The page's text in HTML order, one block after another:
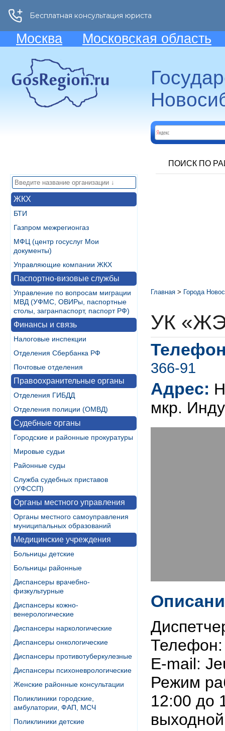
Москва Московская область
ПОИСК ПО
ЖКХ
БТИ
Газпром межрегионгаз
МФЦ (центр госуслуг Мои
документы)
Управляющие компании ЖКХ
Паспортно-визовые службы
Управление по вопросам миграции
МВД (УФМС, ОВИРы, паспортные
столы, загранпаспорт, паспорт РФ)
Финансы и связь
Налоговые инспекции
Отделения Сбербанка РФ
Почтовые отделения
Правоохранительные органы
Отделения ГИБДД
Отделения полиции (ОМВД)
Судебные органы
Городские и районные прокуратуры
Мировые судьи
Районные суды
Служба судебных приставов
(УФССП)
Органы местного управления
Органы местного самоуправления
муниципальных образований
Медицинские учреждения
Больницы детские
Больницы районные
Диспансеры врачебно-
физкультурные
Диспансеры кожно-
венерологические
Диспансеры наркологические
Диспансеры онкологические
Диспансеры противотуберкулезные
Диспансеры психоневрологические
Женские районные консультации
Поликлиники городские,
амбулатории, ФАП, МСЧ
Поликлиники детские
Главная > Города
УК
366-91
Адрес:
мкр.
Телефон:
E-mail:
Режим
12:00 до
выходной